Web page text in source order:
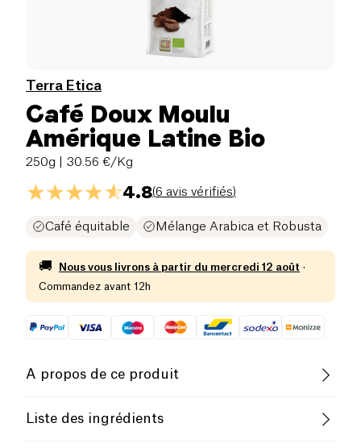
Terra Etica
Café Doux Moulu
Amérique Latine Bio
250g | 30.56 €/Kg
4.8(6 avis vérifiés)
Café équitable Mélange Arabica et Robusta
🚚 Nous vous livrons à partir du mercredi 12 août ·
Commandez avant 12h
A propos de ce produit
Vegan Sans gluten (ingrédients)
Liste des ingrédients